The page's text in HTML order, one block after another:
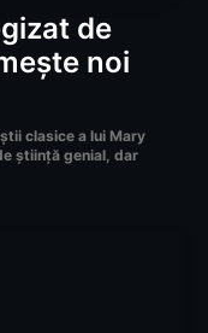
de
noi
clasice a lui Mary
știință genial, dar